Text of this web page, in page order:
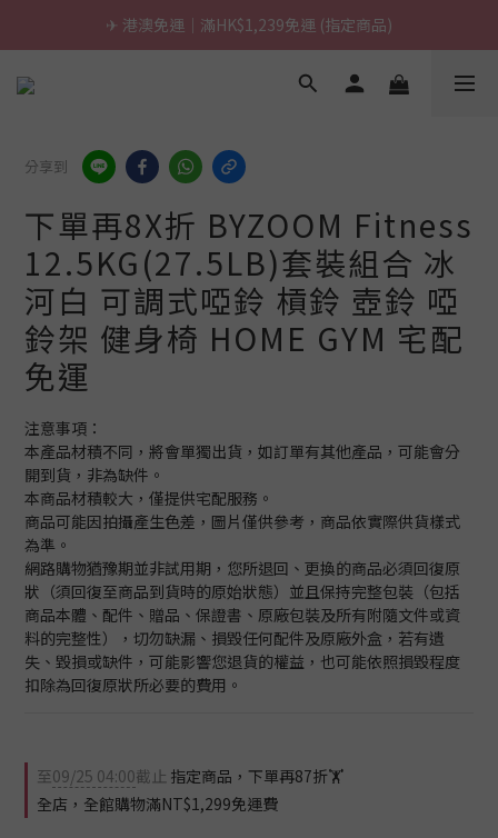
\ 台灣製超慢跑墊 / 升級啦.ᐟ.ᐟ（點我看介紹 💬）
\ 台灣製超慢跑墊 / 升級啦.ᐟ.ᐟ（點我看介紹 💬）
分享到
下單再8X折 BYZOOM Fitness
12.5KG(27.5LB)套裝組合 冰
河白 可調式啞鈴 槓鈴 壺鈴 啞
鈴架 健身椅 HOME GYM 宅配
免運
注意事項：
本產品材積不同，將會單獨出貨，如訂單有其他產品，可能會分
開到貨，非為缺件。
本商品材積較大，僅提供宅配服務。
商品可能因拍攝產生色差，圖片僅供參考，商品依實際供貨樣式
為準。
網路購物猶豫期並非試用期，您所退回、更換的商品必須回復原
狀（須回復至商品到貨時的原始狀態）並且保持完整包裝（包括
商品本體、配件、贈品、保證書、原廠包裝及所有附隨文件或資
料的完整性），切勿缺漏、損毀任何配件及原廠外盒，若有遺
失、毀損或缺件，可能影響您退貨的權益，也可能依照損毀程度
扣除為回復原狀所必要的費用。
至09/25 04:00截止 指定商品，下單再87折🏋️
全店，全館購物滿NT$1,299免運費